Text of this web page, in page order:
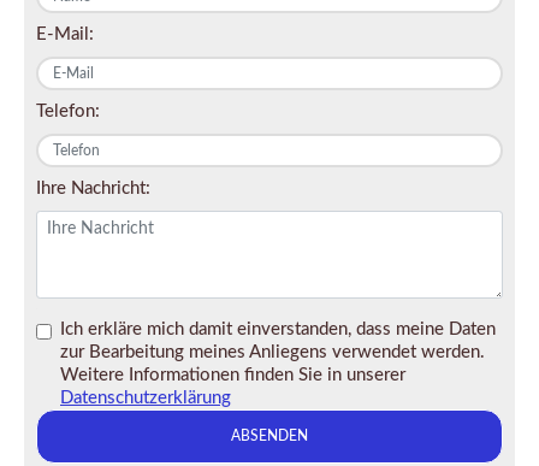
E-Mail:
Telefon:
Ihre Nachricht:
Ich erkläre mich damit einverstanden, dass meine Daten
zur Bearbeitung meines Anliegens verwendet werden.
Weitere Informationen finden Sie in unserer
Datenschutzerklärung
ABSENDEN